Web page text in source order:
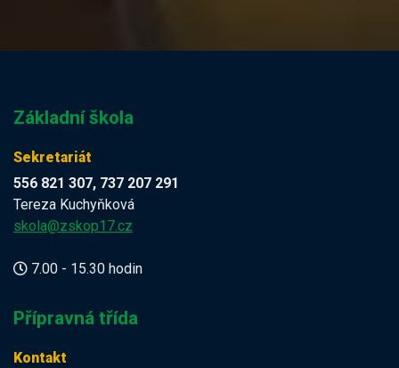
Základní škola
Sekretariát
556 821 307, 737 207 291
Tereza Kuchyňková
skola@zskop17.cz
7.00 - 15.30 hodin
Přípravná třída
Kontakt